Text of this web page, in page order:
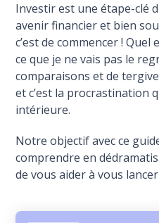
Investir est une étape-clé
avenir financier et bien
c’est de commencer !
ce que je ne vais pas le
comparaisons et de
et c’est la procrastination
intérieure.
Notre objectif avec ce
comprendre en
de vous aider à vous lancer